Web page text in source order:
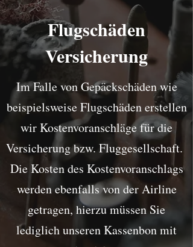
Flugschäden
Versicherung
Im Falle von Gepäckschäden wie
beispielsweise Flugschäden erstellen
wir Kostenvoranschläge für die
Versicherung bzw. Fluggesellschaft.
Die Kosten des Kostenvoranschlags
werden ebenfalls von der Airline
getragen, hierzu müssen Sie
lediglich unseren Kassenbon mit